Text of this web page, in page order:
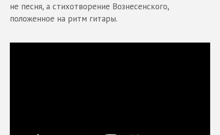
не песня, а стихотворение Вознесенского,
положенное на ритм гитары.